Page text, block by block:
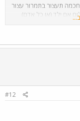
מכונית חכמה תעצור בתמרור עצור
אם ילד (או כל אדם)
פרוטוקול תקשורת
מכשול? חשבתם פעם
במקום לעזור זה לזה?
לא עוזרת בהנעה
צריך במהירות גבוהה
של דרך-נהג-מכונית
המאה שהמהירות
מ 30 קמ"ש צדקו. מכונית נהוגה בידי נהג
דרוש פתרון אחר,
#12